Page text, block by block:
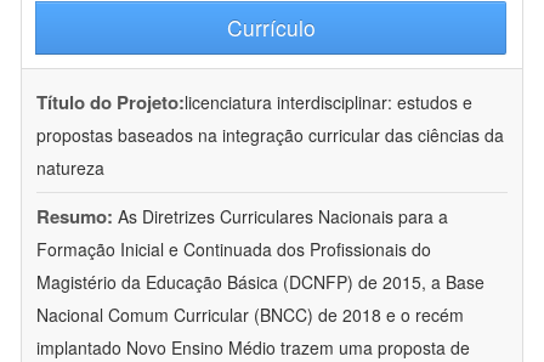
Currículo
Título do Projeto:licenciatura interdisciplinar: estudos e
propostas baseados na integração curricular das ciências da
natureza
Resumo: As Diretrizes Curriculares Nacionais para a
Formação Inicial e Continuada dos Profissionais do
Magistério da Educação Básica (DCNFP) de 2015, a Base
Nacional Comum Curricular (BNCC) de 2018 e o recém
implantado Novo Ensino Médio trazem uma proposta de